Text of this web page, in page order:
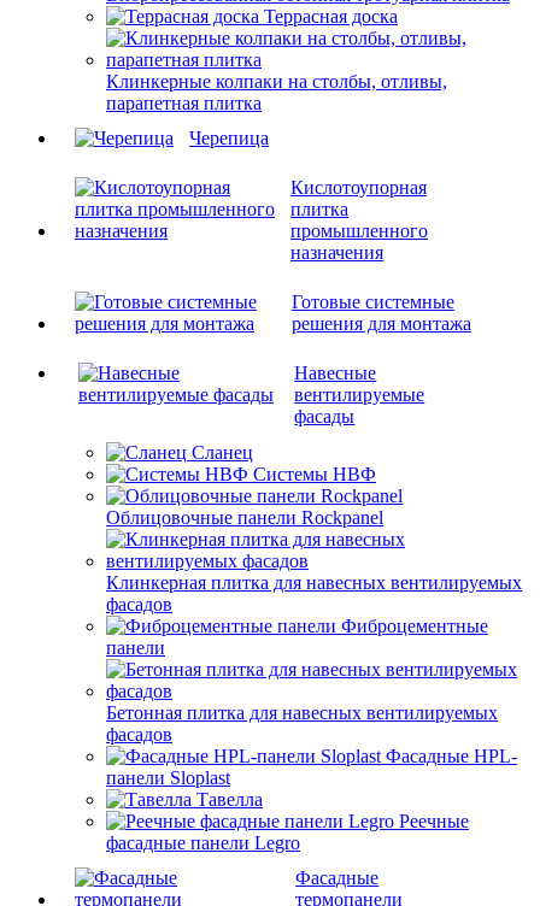
Террасная доска
Клинкерные колпаки на столбы, отливы,
парапетная плитка
Черепица
Кислотоупорная
плитка
промышленного
назначения
Готовые системные
решения для монтажа
Навесные
вентилируемые
фасады
Сланец
Системы НВФ
Облицовочные панели Rockpanel
Клинкерная плитка для навесных вентилируемых
фасадов
Фиброцементные
панели
Бетонная плитка для навесных вентилируемых
фасадов
Фасадные HPL-
панели Sloplast
Тавелла
Реечные
фасадные панели Legro
Фасадные
термопанели